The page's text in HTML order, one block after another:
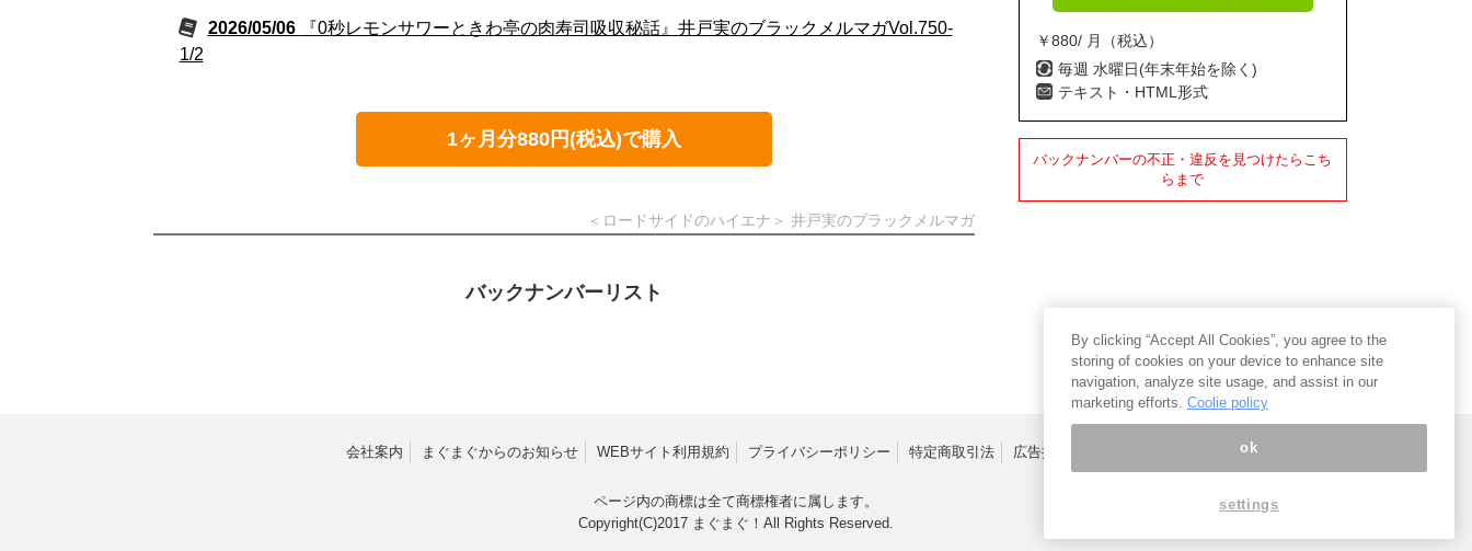
2026/05/06
『0秒レモンサワーときわ亭の肉寿司吸収秘話』井戸実のブラックメルマガVol.750-
1/2
1ヶ月分880円(税込)で購入
＜ロードサイドのハイエナ＞ 井戸実のブラックメルマガ
バックナンバーリスト
￥880/ 月（税込）
毎週 水曜日(年末年始を除く)
テキスト・HTML形式
バックナンバーの不正・違反を見つけたらこち
らまで
会社案内 まぐまぐからのお知らせ WEBサイト利用規約 プライバシーポリシー 特定商取引法 広告掲載はこちら
ページ内の商標は全て商標権者に属します。
Copyright(C)2017 まぐまぐ！ All Rights Reserved.
By clicking “Accept All Cookies”, you agree to the
storing of cookies on your device to enhance site
navigation, analyze site usage, and assist in our
marketing efforts. Coolie policy
ok
settings